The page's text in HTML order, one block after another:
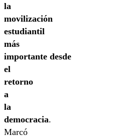
la
movilización
estudiantil
más
importante desde
el
retorno
a
la
democracia.
Marcó